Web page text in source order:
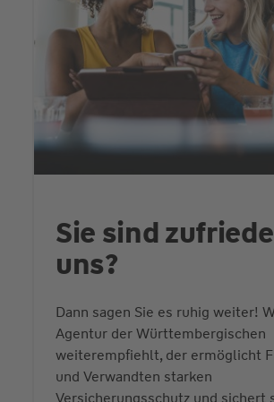
Sie sind
uns?
Dann sagen Sie es ruhig weiter!
Agentur der Württembergischen
weiterempfiehlt, der ermöglicht
und Verwandten starken